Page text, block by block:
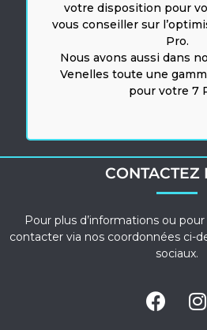
votre disposition pour
vous conseiller sur
Pro.
Nous avons aussi dans
Venelles toute une
pour votre 7
CONTACTEZ
Pour plus d’informations ou
contacter via nos coordonnées ci-
sociaux.